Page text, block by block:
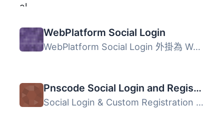
WebPlatform Social Login
WebPlatform Social Login 外掛為 WordPress 提供安全的社交...
Pnscode Social Login and Register
Social Login & Custom Registration is the ultimate soluti...